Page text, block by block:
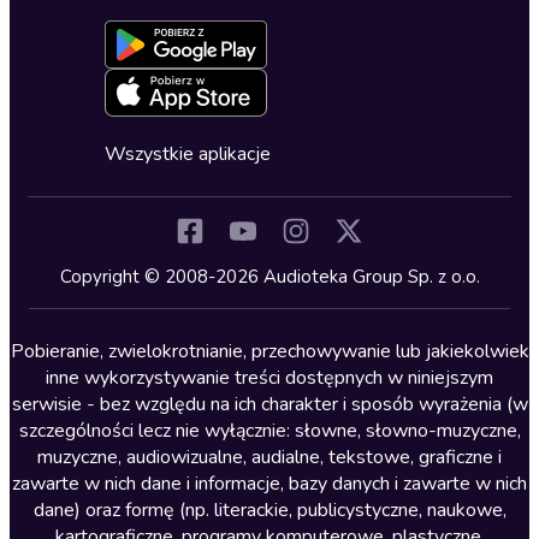
Dla młodzieży
Kryminały
Lektury szkolne
Literatura anglojęzyczna
Literatura faktu
Literatura obyczajowa
Literatura piękna obca
Literatura piękna polska
Formularz zgłaszania nielegalnych treści
Deklaracja dostępności
Oferta dla firm i bibliotek
Blog
Zapowiedzi
Cykle audiobooków
Wszystkie aplikacje
Copyright © 2008-2026 Audioteka Group Sp. z o.o.
Pobieranie, zwielokrotnianie, przechowywanie lub jakiekolwiek
inne wykorzystywanie treści dostępnych w niniejszym
serwisie - bez względu na ich charakter i sposób wyrażenia (w
szczególności lecz nie wyłącznie: słowne, słowno-muzyczne,
muzyczne, audiowizualne, audialne, tekstowe, graficzne i
zawarte w nich dane i informacje, bazy danych i zawarte w nich
dane) oraz formę (np. literackie, publicystyczne, naukowe,